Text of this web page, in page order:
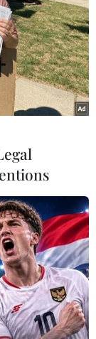
Mike
tiên tới thăm
đóng.
3 khu định